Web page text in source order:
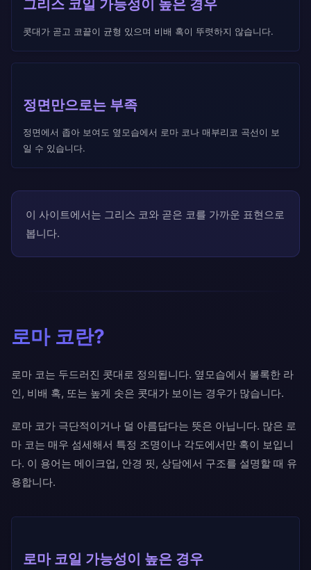
그리스 코일 가능성이 높은 경우
콧대가 곧고 코끝이 균형 있으며 비배 혹이 뚜렷하지 않습니다.
정면만으로는 부족
정면에서 좁아 보여도 옆모습에서 로마 코나 매부리코 곡선이 보
일 수 있습니다.
이 사이트에서는 그리스 코와 곧은 코를 가까운 표현으로
봅니다.
로마 코란?
로마 코는 두드러진 콧대로 정의됩니다. 옆모습에서 볼록한 라
인, 비배 혹, 또는 높게 솟은 콧대가 보이는 경우가 많습니다.
로마 코가 극단적이거나 덜 아름답다는 뜻은 아닙니다. 많은 로
마 코는 매우 섬세해서 특정 조명이나 각도에서만 혹이 보입니
다. 이 용어는 메이크업, 안경 핏, 상담에서 구조를 설명할 때 유
용합니다.
로마 코일 가능성이 높은 경우